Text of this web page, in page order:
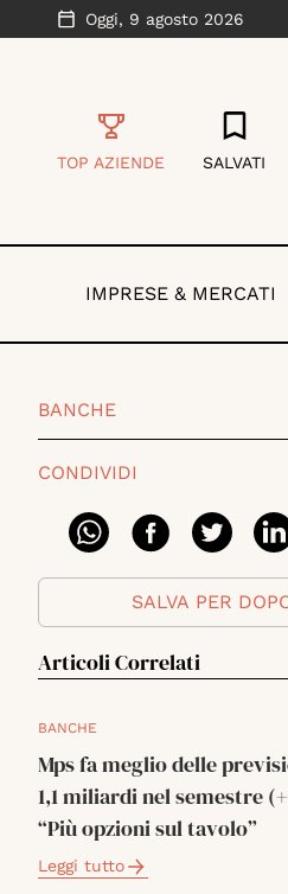
Oggi, 9 agosto 2026
TOP AZIENDE SALVATI
IMPRESE & MERCATI
BANCHE
CONDIVIDI
SALVA PER
Articoli Correlati
BANCHE
Mps fa meglio delle
1,1 miliardi nel semestre
“Più opzioni sul tavolo”
Leggi tutto